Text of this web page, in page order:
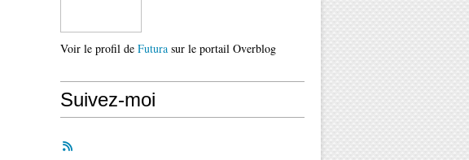
Voir le profil de Futura sur le portail Overblog
Suivez-moi